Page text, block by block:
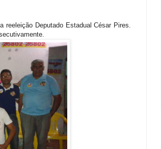
reeleição Deputado Estadual César Pires.